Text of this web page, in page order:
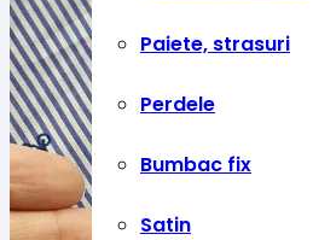
Paiete, strasuri
Perdele
Bumbac fix
Satin